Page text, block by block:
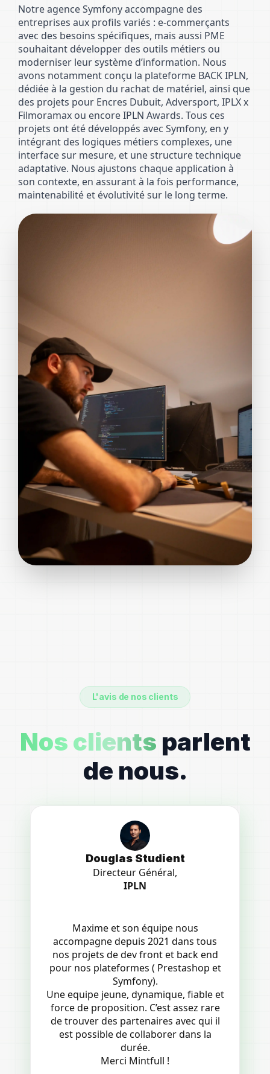
Notre agence Symfony accompagne des
entreprises aux profils variés : e-commerçants
avec des besoins spécifiques, mais aussi PME
souhaitant développer des outils métiers ou
moderniser leur système d’information. Nous
avons notamment conçu la plateforme BACK IPLN,
dédiée à la gestion du rachat de matériel, ainsi que
des projets pour Encres Dubuit, Adversport, IPLX x
Filmoramax ou encore IPLN Awards. Tous ces
projets ont été développés avec Symfony, en y
intégrant des logiques métiers complexes, une
interface sur mesure, et une structure technique
adaptative. Nous ajustons chaque application à
son contexte, en assurant à la fois performance,
maintenabilité et évolutivité sur le long terme.
L'avis de nos clients
Nos clients parlent
de nous.
Douglas Studient
Directeur Général,
IPLN
Maxime et son équipe nous
accompagne depuis 2021 dans tous
nos projets de dev front et back end
pour nos plateformes ( Prestashop et
Symfony).
Une equipe jeune, dynamique, fiable et
force de proposition. C’est assez rare
de trouver des partenaires avec qui il
est possible de collaborer dans la
durée.
Merci Mintfull !